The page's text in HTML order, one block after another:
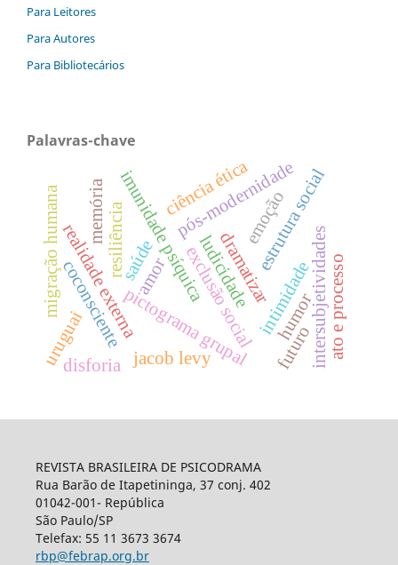
Para Leitores
Para Autores
Para Bibliotecários
Palavras-chave
exclusão social
imunidade psíquica
pictograma grupal
dramatizar
realidade externa
estrutura social
amor intimidade
pós-modernidade
resiliênciasaúde intersubjetividades
coconsciente ato e processo
ciência ética
migração humana
uruguai
memória emoção
jacob levy
disforia
humor
ludicidade
futuro
REVISTA BRASILEIRA DE PSICODRAMA
Rua Barão de Itapetininga, 37 conj. 402
01042-001- República
São Paulo/SP
Telefax: 55 11 3673 3674
rbp@febrap.org.br